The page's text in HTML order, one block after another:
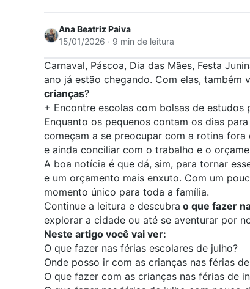
Ana Beatriz Paiva
15/01/2026 · 9 min de leitura
Carnaval, Páscoa, Dia das Mães, Festa
ano já estão chegando. Com elas, também
crianças?
+ Encontre escolas com bolsas de
Enquanto os pequenos contam os dias
começam a se preocupar com a rotina
e ainda conciliar com o trabalho e o
A boa notícia é que dá, sim, para tornar
e um orçamento mais enxuto. Com um
momento único para toda a família.
Continue a leitura e descubra o que fazer
explorar a cidade ou até se aventurar por
Neste artigo você vai ver:
O que fazer nas férias escolares de julho?
Onde posso ir com as crianças nas férias
O que fazer com as crianças nas férias de